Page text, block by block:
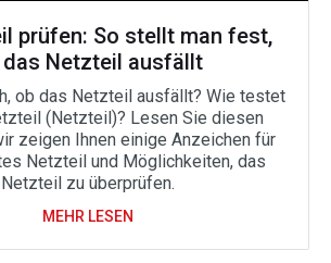
prüfen: So stellt man fest,
das Netzteil ausfällt
ob das Netzteil ausfällt? Wie testet
(Netzteil)? Lesen Sie diesen
zeigen Ihnen einige Anzeichen für
Netzteil und Möglichkeiten, das
Netzteil zu überprüfen.
MEHR LESEN